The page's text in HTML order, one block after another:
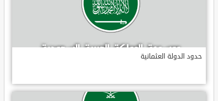
حدود الدولة العثمانية